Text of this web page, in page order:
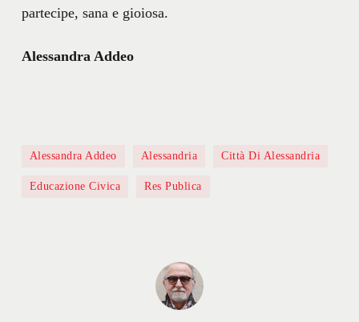
partecipe, sana e gioiosa.
Alessandra Addeo
Alessandra Addeo Alessandria Città Di Alessandria
Educazione Civica Res Publica